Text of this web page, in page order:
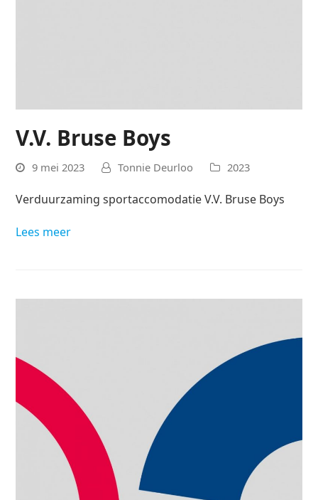
V.V. Bruse Boys
9 mei 2023 Tonnie Deurloo 2023
Verduurzaming sportaccomodatie V.V. Bruse Boys
Lees meer